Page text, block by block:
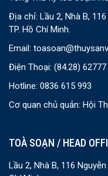
Địa chỉ: Lầu 2, Nhà B,
TP. Hồ Chí Minh.
Email:
Điện Thoại: (84.28) 62777
Hotline: 0836 615 993
Cơ quan chủ quản: Hội
TOÀ SOẠN / HEAD
Lầu 2, Nhà B, 116